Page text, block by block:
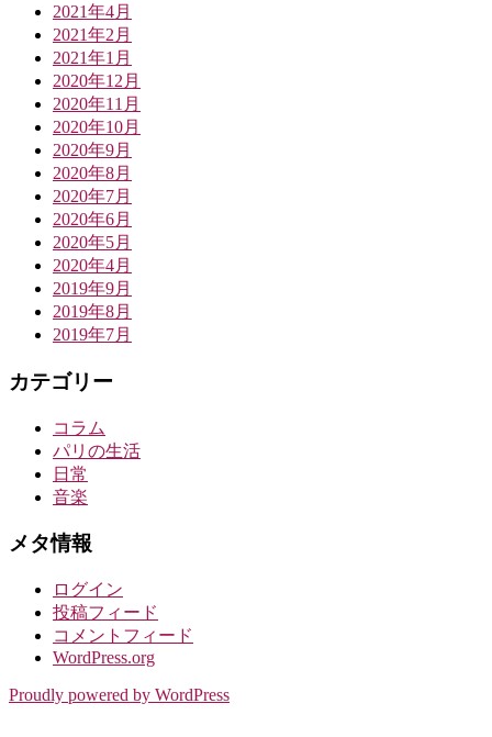
2021年4月
2021年2月
2021年1月
2020年12月
2020年11月
2020年10月
2020年9月
2020年8月
2020年7月
2020年6月
2020年5月
2020年4月
2019年9月
2019年8月
2019年7月
カテゴリー
コラム
パリの生活
日常
音楽
メタ情報
ログイン
投稿フィード
コメントフィード
WordPress.org
Proudly powered by WordPress